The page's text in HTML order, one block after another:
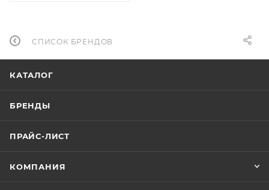
СПИСОК БРЕНДОВ
КАТАЛОГ
БРЕНДЫ
ПРАЙС-ЛИСТ
КОМПАНИЯ